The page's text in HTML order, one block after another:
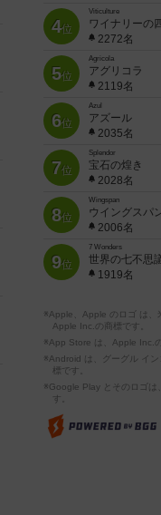
4位
Viticulture
ワイナリーの
2272名
5位
Agricola
アグリコラ
2119名
6位
Azul
アズール
2035名
7位
Splendor
宝石の煌き
2028名
8位
Wingspan
ウイングスパ
2006名
9位
7 Wonders
世界の七不思
1919名
※Apple、Apple のロゴ は、
Apple Inc.の商標です。
※App Store は、Apple Inc.
※Android は、グーグル イン
標です。
※Google Play とそのロゴは
す。